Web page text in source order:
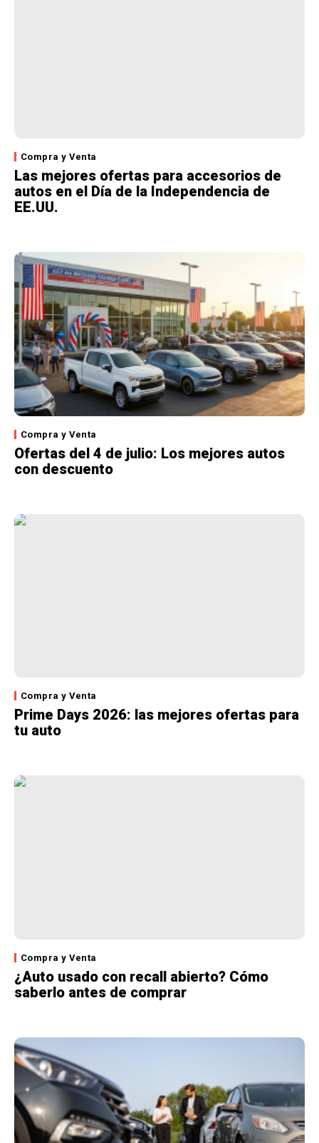
Compra y Venta
Las mejores ofertas para accesorios de
autos en el Día de la Independencia de
EE.UU.
Compra y Venta
Ofertas del 4 de julio: Los mejores autos
con descuento
Compra y Venta
Prime Days 2026: las mejores ofertas para
tu auto
Compra y Venta
¿Auto usado con recall abierto? Cómo
saberlo antes de comprar